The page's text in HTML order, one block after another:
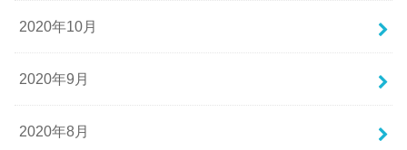
2020年10月
2020年9月
2020年8月